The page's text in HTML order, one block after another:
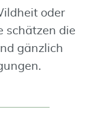
oder
schätzen die
gänzlich